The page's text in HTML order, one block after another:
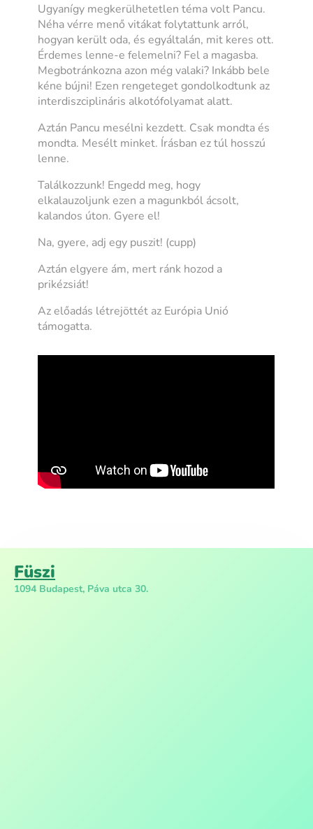
Ugyanígy megkerülhetetlen téma volt Pancu.
Néha vérre menő vitákat folytattunk arról,
hogyan került oda, és egyáltalán, mit keres ott.
Érdemes lenne-e felemelni? Fel a magasba.
Megbotránkozna azon még valaki? Inkább bele
kéne bújni! Ezen rengeteget gondolkodtunk az
interdiszciplináris alkotófolyamat alatt.
Aztán Pancu mesélni kezdett. Csak mondta és
mondta. Mesélt minket. Írásban ez túl hosszú
lenne.
Találkozzunk! Engedd meg, hogy
elkalauzoljunk ezen a magunkból ácsolt,
kalandos úton. Gyere el!
Na, gyere, adj egy puszit! (cupp)
Aztán elgyere ám, mert ránk hozod a
prikézsiát!
Az előadás létrejöttét az Európia Unió
támogatta.
Füszi
1094 Budapest, Páva utca 30.